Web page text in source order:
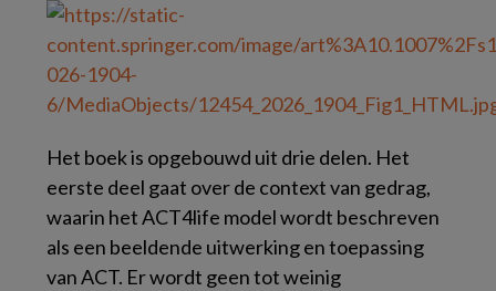
Het boek is opgebouwd uit drie delen. Het
eerste deel gaat over de context van gedrag,
waarin het ACT4life model wordt beschreven
als een beeldende uitwerking en toepassing
van ACT. Er wordt geen tot weinig